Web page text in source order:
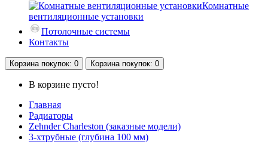
Комнатные
вентиляционные установки
Потолочные системы
Контакты
Корзинапокупок: 0 Корзинапокупок: 0
В корзине пусто!
Главная
Радиаторы
Zehnder Charleston (заказные модели)
3-хтрубные (глубина 100 мм)